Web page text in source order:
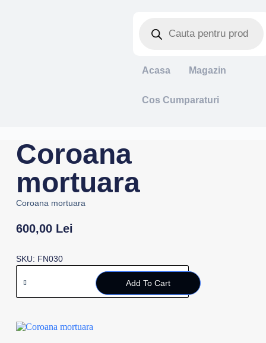
Acasa Magazin
Cos Cumparaturi
Coroana
mortuara
Coroana mortuara
600,00 Lei
SKU: FN030
Add To Cart